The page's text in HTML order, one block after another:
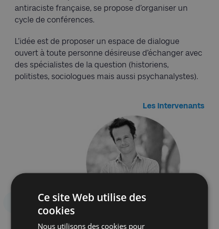
antiraciste française, se propose d’organiser un
cycle de conférences.
L’idée est de proposer un espace de dialogue
ouvert à toute personne désireuse d’échanger avec
des spécialistes de la question (historiens,
politistes, sociologues mais aussi psychanalystes).
Les intervenants
Ce site Web utilise des
cookies
Nous utilisons des cookies pour